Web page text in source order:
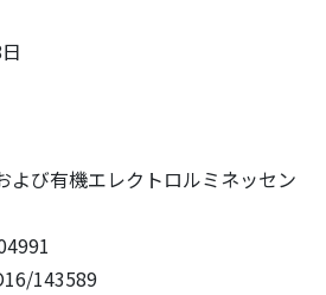
よび有機エレクトロルミネッセン
143589